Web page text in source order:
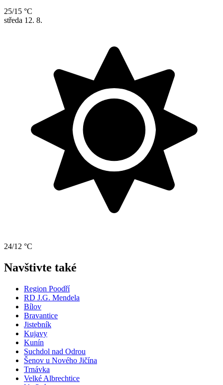
25/15 °C
středa 12. 8.
24/12 °C
Navštivte také
Region Poodří
RD J.G. Mendela
Bílov
Bravantice
Jistebník
Kujavy
Kunín
Suchdol nad Odrou
Šenov u Nového Jičína
Trnávka
Velké Albrechtice